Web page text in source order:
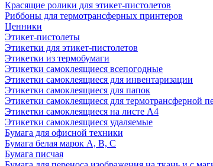
Красящие ролики для этикет-пистолетов
Риббоны для термотрансферных принтеров
Ценники
Этикет-пистолеты
Этикетки для этикет-пистолетов
Этикетки из термобумаги
Этикетки самоклеящиеся всепогодные
Этикетки самоклеящиеся для инвентаризации
Этикетки самоклеящиеся для папок
Этикетки самоклеящиеся для термотрансферной
Этикетки самоклеящиеся на листе А4
Этикетки самоклеящиеся удаляемые
Бумага для офисной техники
Бумага белая марок А, В, С
Бумага писчая